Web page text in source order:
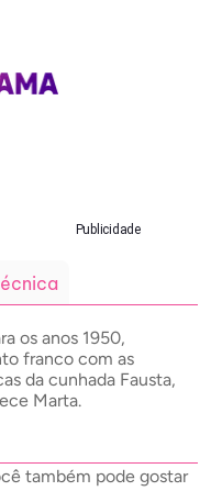
Publicidade
os anos 1950,
franco com as
da cunhada Fausta,
Marta.
também pode gostar